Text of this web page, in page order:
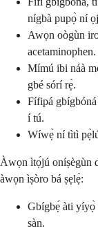
nígbà pupọ̀ ní
Awọn oògùn
acetaminophen.
Mímú ibi náà
gbé sórí rẹ̀.
Fífipá
í tú.
Wíwẹ̀ ní tìtì
Àwọn ìtọ́jú oníṣègùn
àwọn ìṣòro bá ṣẹlẹ̀:
Gbígbẹ́ àti yíyọ̀
sàn.